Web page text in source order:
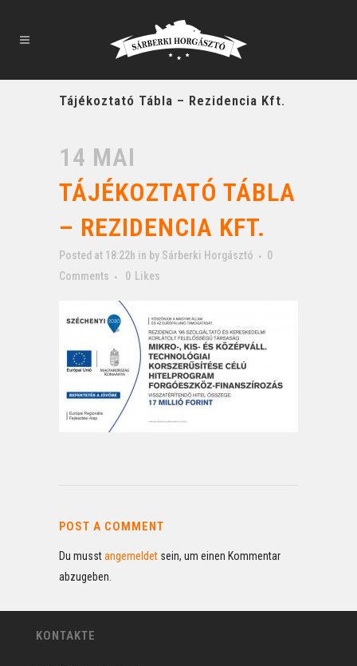
Tájékoztató Tábla – Rezidencia Kft.
14 MAI
TÁJÉKOZTATÓ TÁBLA
– REZIDENCIA KFT.
Posted at 18:22h in by Sárberki Horgásztó
0
Comments
0 Likes
POST A COMMENT
Du musstangemeldet sein, um einen Kommentar
abzugeben.
KONTAKTE